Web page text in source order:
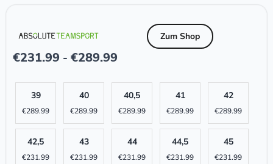
€231.99 - €289.99
Zum Shop
39
€289.99
40
€289.99
40,5
€289.99
41
€289.99
42
€289.99
42,5
€231.99
43
€231.99
44
€231.99
44,5
€231.99
45
€231.99